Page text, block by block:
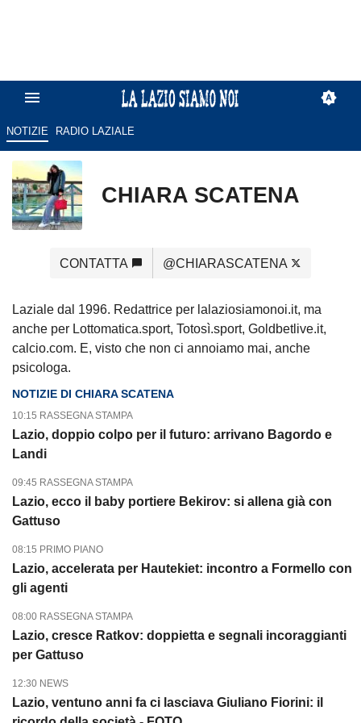
NOTIZIE RADIO LAZIALE
CHIARA SCATENA
CONTATTA @CHIARASCATENA
Laziale dal 1996. Redattrice per lalaziosiamonoi.it, ma
anche per Lottomatica.sport, Totosì.sport, Goldbetlive.it,
calcio.com. E, visto che non ci annoiamo mai, anche
psicologa.
NOTIZIE DI CHIARA SCATENA
10:15 RASSEGNA STAMPA
Lazio, doppio colpo per il futuro: arrivano Bagordo e
Landi
09:45 RASSEGNA STAMPA
Lazio, ecco il baby portiere Bekirov: si allena già con
Gattuso
08:15 PRIMO PIANO
Lazio, accelerata per Hautekiet: incontro a Formello con
gli agenti
08:00 RASSEGNA STAMPA
Lazio, cresce Ratkov: doppietta e segnali incoraggianti
per Gattuso
12:30 NEWS
Lazio, ventuno anni fa ci lasciava Giuliano Fiorini: il